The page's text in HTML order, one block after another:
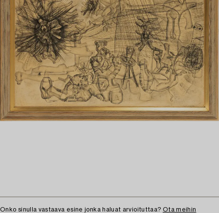
Onko sinulla vastaava esine jonka haluat arvioituttaa? Ota meihin